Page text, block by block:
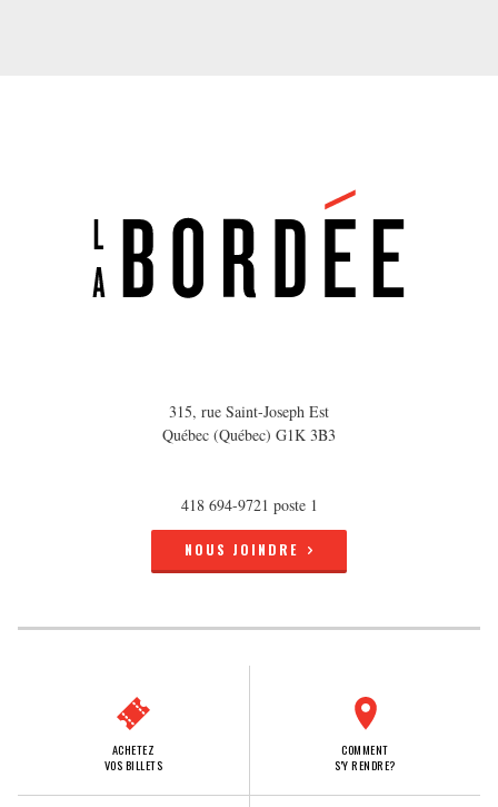
315, rue Saint-Joseph Est
Québec (Québec) G1K 3B3
418 694-9721 poste 1
NOUS JOINDRE
ACHETEZ
VOS BILLETS
COMMENT
S'Y RENDRE?